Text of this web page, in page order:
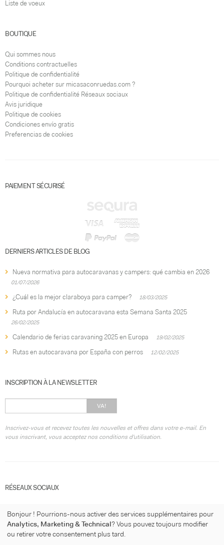
Liste de voeux
BOUTIQUE
Qui sommes nous
Conditions contractuelles
Politique de confidentialité
Pourquoi acheter sur micasaconruedas.com ?
Politique de confidentialité Réseaux sociaux
Avis juridique
Politique de cookies
Condiciones envío gratis
Preferencias de cookies
PAIEMENT SÉCURISÉ
DERNIERS ARTICLES DE BLOG
Nueva normativa para autocaravanas y campers: qué cambia en 2026
01/07/2026
¿Cuál es la mejor claraboya para camper? 18/03/2025
Ruta por Andalucía en autocaravana esta Semana Santa 2025
26/02/2025
Calendario de ferias caravaning 2025 en Europa 19/02/2025
Rutas en autocaravana por España con perros 12/02/2025
INSCRIPTION À LA NEWSLETTER
VA!
Inscrivez-vous et recevez toutes les nouvelles et offres dans votre e-mail. En
vous inscrivant, vous acceptez nos conditions d'utilisation.
RÉSEAUX SOCIAUX
Bonjour ! Pourrions-nous activer des services supplémentaires pour
Analytics, Marketing & Technical? Vous pouvez toujours modifier
ou retirer votre consentement plus tard.